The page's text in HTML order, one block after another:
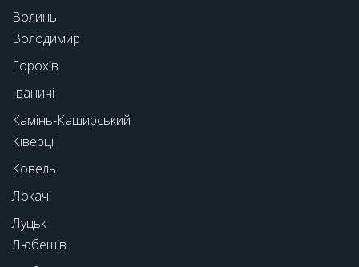
Волинь
Володимир
Горохів
Іваничі
Камінь-Каширський
Ківерці
Ковель
Локачі
Луцьк
Любешів